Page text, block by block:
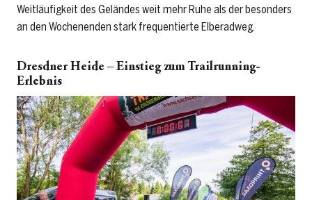
Weitläufigkeit des Geländes weit mehr Ruhe als der besonders
an den Wochenenden stark frequentierte Elberadweg.
Dresdner Heide – Einstieg zum Trailrunning-
Erlebnis